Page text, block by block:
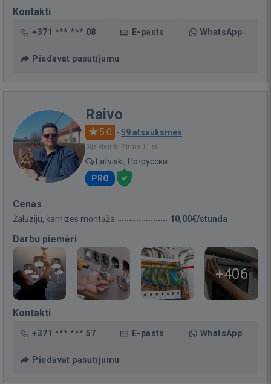
Kontakti
+371 *** *** 08 E-pasts WhatsApp
Piedāvāt pasūtījumu
Raivo
5.0 · 59 atsauksmes
Bija vietnē: Pirms 11 st.
Latviski, По-русски
PRO
Cenas
Žalūziju, karnīzes montāža 10,00€/stunda
Darbu piemēri
+406
Kontakti
+371 *** *** 57 E-pasts WhatsApp
Piedāvāt pasūtījumu